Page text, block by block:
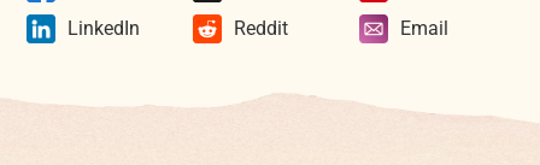
LinkedIn
Reddit Email